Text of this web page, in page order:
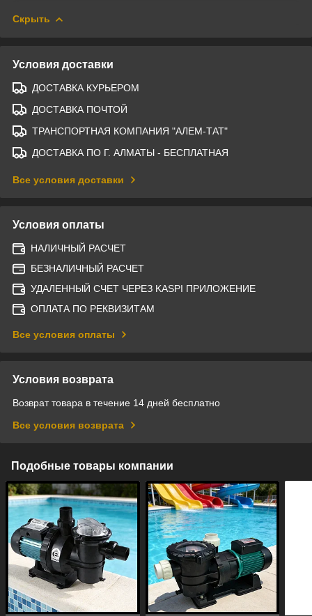
Скрыть
Условия доставки
ДОСТАВКА КУРЬЕРОМ
ДОСТАВКА ПОЧТОЙ
ТРАНСПОРТНАЯ КОМПАНИЯ "АЛЕМ-ТАТ"
ДОСТАВКА ПО Г. АЛМАТЫ - БЕСПЛАТНАЯ
Все условия доставки
Условия оплаты
НАЛИЧНЫЙ РАСЧЕТ
БЕЗНАЛИЧНЫЙ РАСЧЕТ
УДАЛЕННЫЙ СЧЕТ ЧЕРЕЗ KASPI ПРИЛОЖЕНИЕ
ОПЛАТА ПО РЕКВИЗИТАМ
Все условия оплаты
Условия возврата
Возврат товара в течение 14 дней бесплатно
Все условия возврата
Подобные товары компании